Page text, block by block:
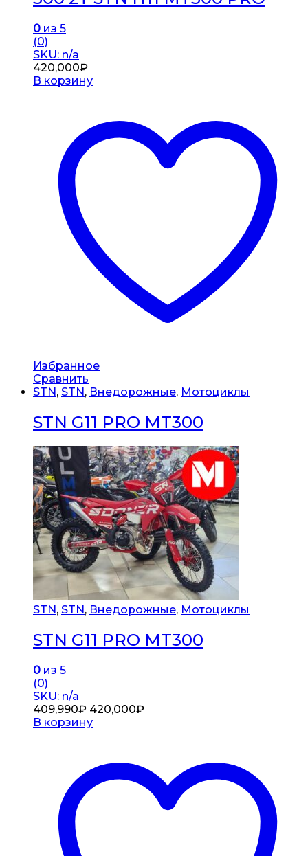
0 из 5
(0)
SKU: n/a
420,000₽
В корзину
Избранное
Сравнить
STN, STN, Внедорожные, Мотоциклы
STN G11 PRO MT300
STN, STN, Внедорожные, Мотоциклы
STN G11 PRO MT300
0 из 5
(0)
SKU: n/a
409,990₽ 420,000₽
В корзину